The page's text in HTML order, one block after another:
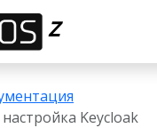
Z
Keycloak